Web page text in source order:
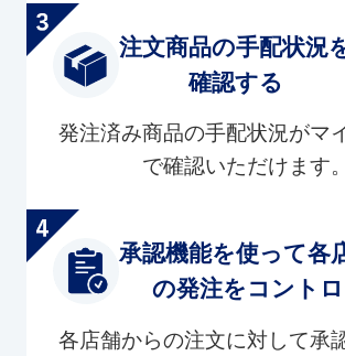
注文商品の手配状況
確認する
発注済み商品の手配状況がマ
で確認いただけます。
承認機能を使って各
の発注をコント
各店舗からの注文に対して承